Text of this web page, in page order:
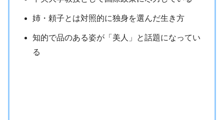
姉・頼子とは対照的に独身を選んだ生き方
知的で品のある姿が「美人」と話題になってい
る